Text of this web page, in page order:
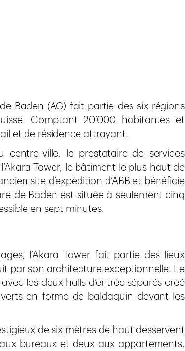
Baden (AG) fait partie des six régions
Comptant 20’000 habitantes et
et de résidence attrayant.
ville, le prestataire de services
Tower, le bâtiment le plus haut de
site d’expédition d’ABB et bénéficie
de Baden est située à seulement cinq
en sept minutes.
l’Akara Tower fait partie des lieux
par son architecture exceptionnelle. Le
les deux halls d’entrée séparés créé
en forme de baldaquin devant les
de six mètres de haut desservent
bureaux et deux aux appartements.